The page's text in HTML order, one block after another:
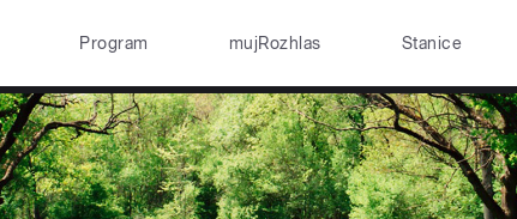
Program mujRozhlas Stanice